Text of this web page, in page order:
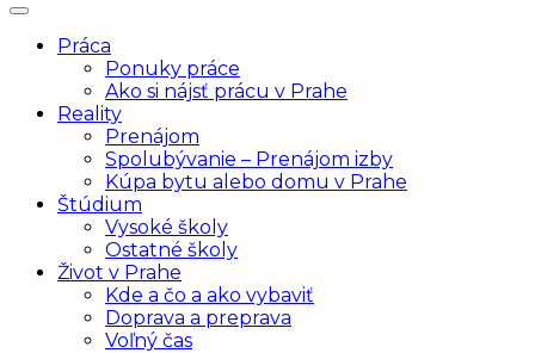
Práca
Ponuky práce
Ako si nájsť prácu v Prahe
Reality
Prenájom
Spolubývanie – Prenájom izby
Kúpa bytu alebo domu v Prahe
Štúdium
Vysoké školy
Ostatné školy
Život v Prahe
Kde a čo a ako vybaviť
Doprava a preprava
Voľný čas